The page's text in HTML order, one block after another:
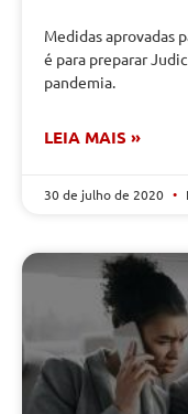
Medidas aprovadas
é para preparar
pandemia.
LEIA MAIS »
30 de julho de 2020